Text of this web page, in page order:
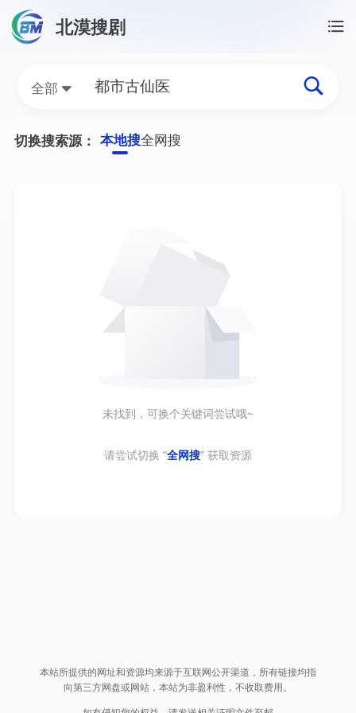
北漠搜剧
全部
都市古仙医网盘资源搜索
切换搜索源： 本地搜全网搜
未找到，可换个关键词尝试哦~
请尝试切换 “全网搜” 获取资源
本站所提供的网址和资源均来源于互联网公开渠道，所有链接均指
向第三方网盘或网站，本站为非盈利性，不收取费用。